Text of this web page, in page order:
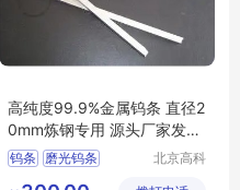
高纯度99.9%金属钨条 直径2
0mm炼钢专用 源头厂家发货
快
钨条
磨光钨条
北京高科